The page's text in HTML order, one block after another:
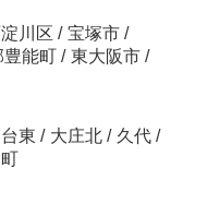
川区 / 宝塚市 /
豊能町 / 東大阪市 /
東 / 大庄北 / 久代 /